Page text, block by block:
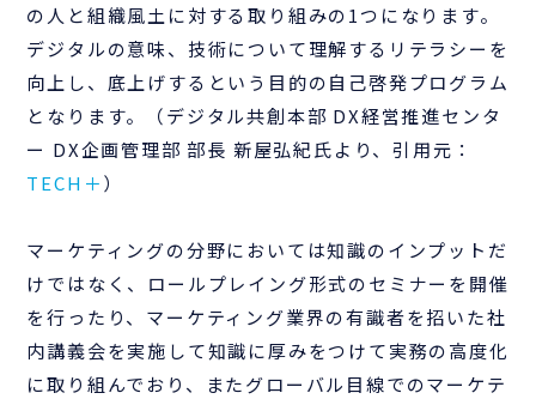
の人と組織風土に対する取り組みの1つになります。
デジタルの意味、技術について理解するリテラシーを
向上し、底上げするという目的の自己啓発プログラム
となります。（デジタル共創本部 DX経営推進センタ
ー DX企画管理部 部長 新屋弘紀氏より、引用元：
TECH＋）
マーケティングの分野においては知識のインプットだ
けではなく、ロールプレイング形式のセミナーを開催
を行ったり、マーケティング業界の有識者を招いた社
内講義会を実施して知識に厚みをつけて実務の高度化
に取り組んでおり、またグローバル目線でのマーケテ